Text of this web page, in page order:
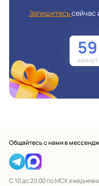
Запишитесьсейчас
59
Общайтесь с нами в
С 10 до 20.00 по МСК